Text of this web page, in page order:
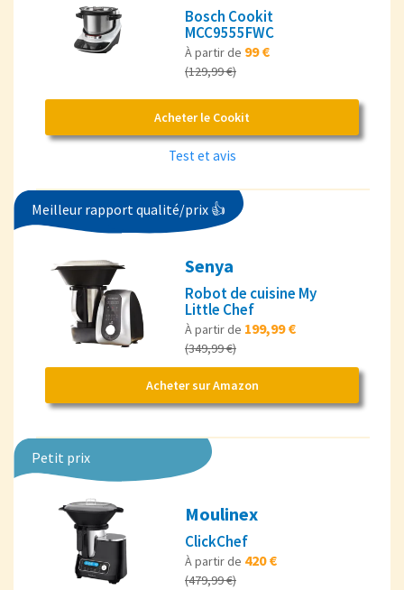
Bosch Cookit
MCC9555FWC
À partir de 99 €
(129,99 €)
Acheter le Cookit
Test et avis
Meilleur rapport qualité/prix 👍
Senya
Robot de cuisine My
Little Chef
À partir de 199,99 €
(349,99 €)
Acheter sur Amazon
Petit prix
Moulinex
ClickChef
À partir de 420 €
(479,99 €)